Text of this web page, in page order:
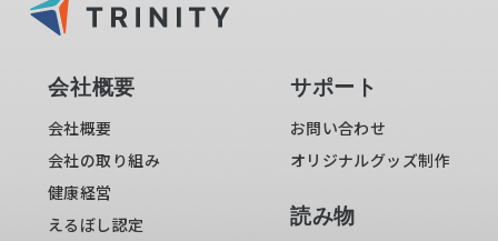
Online Store
会社概要
会社概要
会社の取り組み
健康経営
えるぼし認定
サポート
お問い合わせ
オリジナルグッズ制作
読み物